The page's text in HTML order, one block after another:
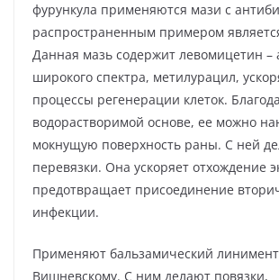
фурункула применяются мази с
распространенным примером
Данная мазь содержит левомицетин –
широкого спектра, метилурацил,
процессы регенерации клеток.
водорастворимой основе, ее можно
мокнущую поверхность раны. С ней
перевязки. Она ускоряет отхождение
предотвращает присоединение
инфекции.
Применяют бальзамический
Вишневскому. С ним делают повязки,